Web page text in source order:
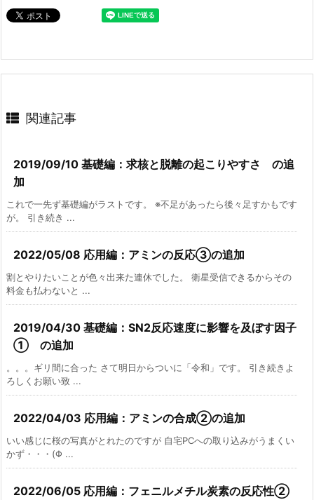
関連記事
2019/09/10 基礎編：求核と脱離の起こりやすさ の追
加
これで一先ず基礎編がラストです。 ※不足があったら後々足すかもです
が。 引き続き ...
2022/05/08 応用編：アミンの反応③の追加
割とやりたいことが色々出来た連休でした。 衛星受信できるからその
料金も払わないと ...
2019/04/30 基礎編：SN2反応速度に影響を及ぼす因子
① の追加
。。。ギリ間に合った さて明日からついに「令和」です。 引き続きよ
ろしくお願い致 ...
2022/04/03 応用編：アミンの合成②の追加
いい感じに桜の写真がとれたのですが 自宅PCへの取り込みがうまくい
かず・・・(Φ ...
2022/06/05 応用編：フェニルメチル炭素の反応性②